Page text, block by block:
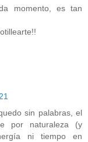
momento, es tan
sin palabras, el
por naturaleza (y
ni tiempo en